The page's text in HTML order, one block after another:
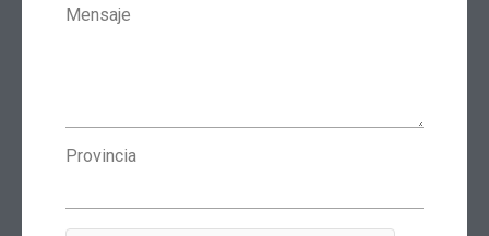
Mensaje
Provincia